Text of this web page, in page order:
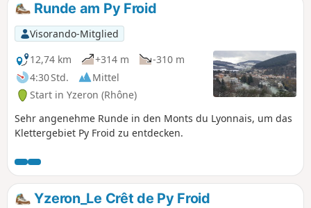
Runde am Py Froid
Visorando-Mitglied
12,74 km
+314 m
-310 m
4:30 Std.
Mittel
Start in Yzeron (Rhône)
Sehr angenehme Runde in den Monts du Lyonnais, um das
Klettergebiet Py Froid zu entdecken.
Yzeron_Le Crêt de Py Froid